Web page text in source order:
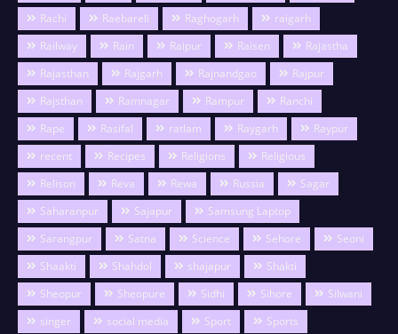
Rachi
Raebareli Raghogarh
raigarh
Railway
Rain Raipur Raisen
Rajastha
Rajasthan
Rajgarh Rajnandgao
Rajpur
Rajsthan
Ramnagar Rampur
Ranchi
Rape
Rasifal ratlam Raygarh
Raypur
recent
Recipes Religions
Religious
Relison
Reva Rewa Russia
Sagar
Saharanpur
Sajapur
Samsung Laptop
Sarangpur
Satna Science Sehore
Seoni
Shaakti
Shahdol shajapur
Shakti
Sheopur
Sheopure Sidhi Sihore
Silwani
singer
social media Sport
Sports